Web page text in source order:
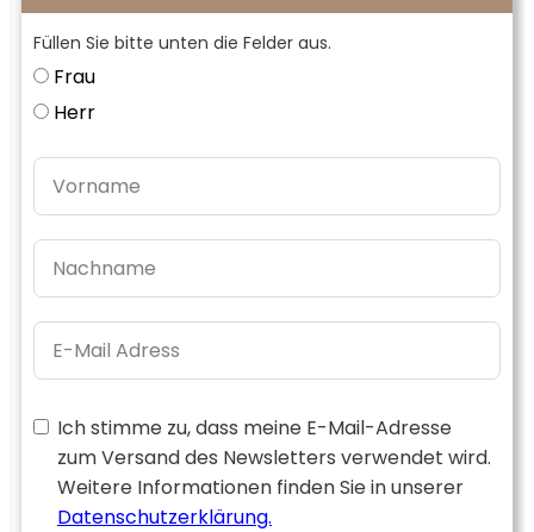
Füllen Sie bitte unten die Felder aus.
Frau
Herr
Ich stimme zu, dass meine E-Mail-Adresse
zum Versand des Newsletters verwendet wird.
Weitere Informationen finden Sie in unserer
Datenschutzerklärung.